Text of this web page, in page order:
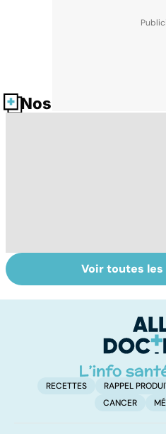
Nos fiches santé
Gynéco : un suivi
pour la vie
Voir toutes
RECETTES RAPPEL
CANCER